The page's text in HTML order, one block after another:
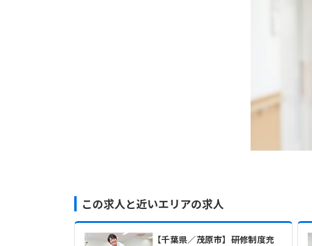
この求人と近いエリアの求人
【千葉県／茂原市】研修制度充